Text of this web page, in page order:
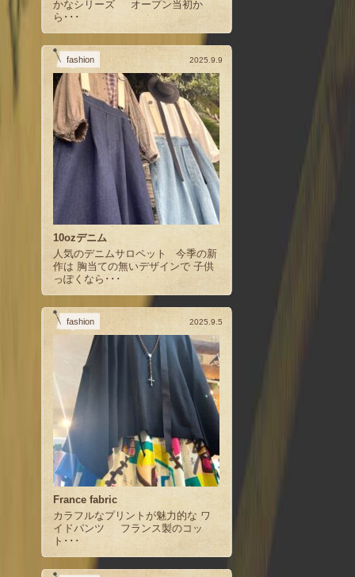
かなシリーズ オープン当初か
ら･･･
fashion 2025.9.9
10ozデニム
人気のデニムサロペット 今季の新
作は 胸当ての無いデザインで 子供
っぽくなら･･･
fashion 2025.9.5
France fabric
カラフルなプリントが魅力的な ワ
イドパンツ フランス製のコッ
ト･･･